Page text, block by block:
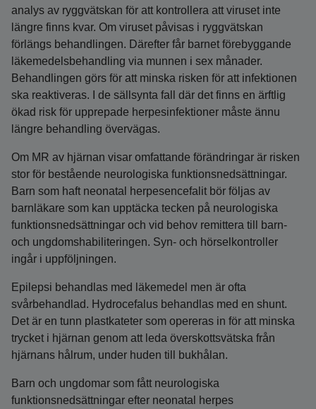
analys av ryggvätskan för att kontrollera att viruset inte
längre finns kvar. Om viruset påvisas i ryggvätskan
förlängs behandlingen. Därefter får barnet förebyggande
läkemedelsbehandling via munnen i sex månader.
Behandlingen görs för att minska risken för att infektionen
ska reaktiveras. I de sällsynta fall där det finns en ärftlig
ökad risk för upprepade herpesinfektioner måste ännu
längre behandling övervägas.
Om MR av hjärnan visar omfattande förändringar är risken
stor för bestående neurologiska funktionsnedsättningar.
Barn som haft neonatal herpesencefalit bör följas av
barnläkare som kan upptäcka tecken på neurologiska
funktionsnedsättningar och vid behov remittera till barn-
och ungdomshabiliteringen. Syn- och hörselkontroller
ingår i uppföljningen.
Epilepsi behandlas med läkemedel men är ofta
svårbehandlad. Hydrocefalus behandlas med en shunt.
Det är en tunn plastkateter som opereras in för att minska
trycket i hjärnan genom att leda överskottsvätska från
hjärnans hålrum, under huden till bukhålan.
Barn och ungdomar som fått neurologiska
funktionsnedsättningar efter neonatal herpes